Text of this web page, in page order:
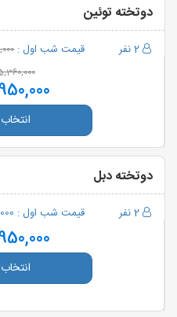
دوتخته توئین
2 نفر قیمت شب اول :
دوتخته دبل
2 نفر قیمت شب اول :